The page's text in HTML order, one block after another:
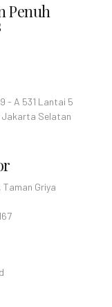
Penuh
- A 531 Lantai 5
Jakarta Selatan
Taman Griya